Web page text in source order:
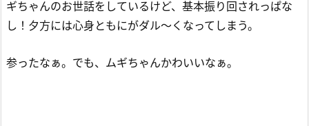
ギちゃんのお世話をしているけど、基本振り回されっぱな
し！夕方には心身ともにがダル～くなってしまう。
参ったなぁ。でも、ムギちゃんかわいいなぁ。